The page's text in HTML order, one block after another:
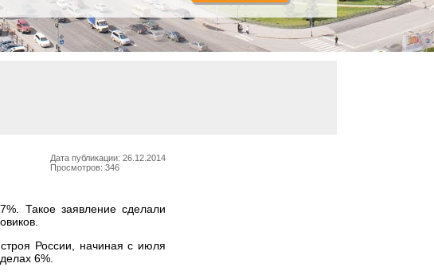
Дата публикации: 26.12.2014
Просмотров: 346
Такое заявление сделали
России, начиная с июля
6%.